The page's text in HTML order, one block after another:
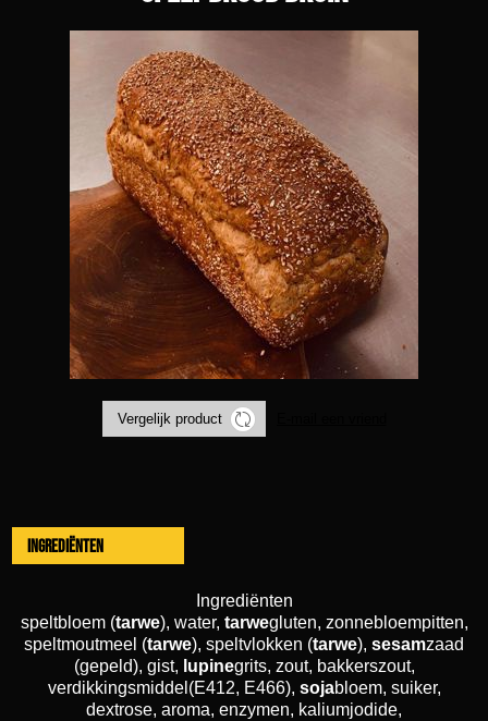
Ingrediënten
Ingrediënten
speltbloem (tarwe), water, tarwegluten, zonnebloempitten,
speltmoutmeel (tarwe), speltvlokken (tarwe), sesamzaad
(gepeld), gist, lupinegrits, zout, bakkerszout,
verdikkingsmiddel(E412, E466), sojabloem, suiker,
dextrose, aroma, enzymen, kaliumjodide,